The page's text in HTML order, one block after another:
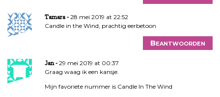
Tamara
28 mei 2019 at 22:52
Candle in the Wind, prachtig eerbetoon
Beantwoorden
Jan
29 mei 2019 at 00:37
Graag waag ik een kansje.
Mijn favoriete nummer is Candle In The Wind